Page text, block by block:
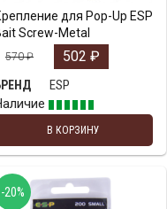
для Pop-Up ESP
Screw-Metal
570₽ 502 ₽
ESP
В КОРЗИНУ
-20%